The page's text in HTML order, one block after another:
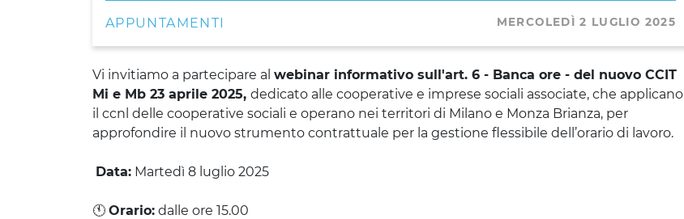
APPUNTAMENTI MERCOLEDÌ 2 LUGLIO 2025
Vi invitiamo a partecipare al webinar informativo sull'art. 6 - Banca ore - del nuovo CCIT
Mi e Mb 23 aprile 2025, dedicato alle cooperative e imprese sociali associate, che applicano
il ccnl delle cooperative sociali e operano nei territori di Milano e Monza Brianza, per
approfondire il nuovo strumento contrattuale per la gestione flessibile dell’orario di lavoro.
Data: Martedì 8 luglio 2025
🕚 Orario: dalle ore 15.00